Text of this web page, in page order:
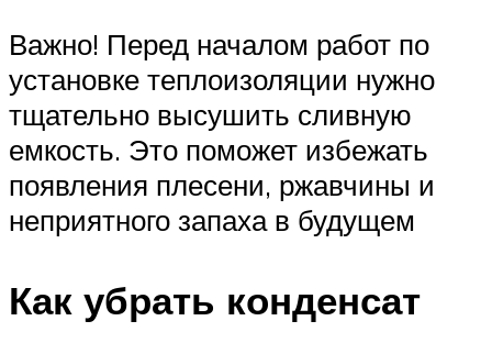
Важно! Перед началом работ по
установке теплоизоляции нужно
тщательно высушить сливную
емкость. Это поможет избежать
появления плесени, ржавчины и
неприятного запаха в будущем
Как убрать конденсат